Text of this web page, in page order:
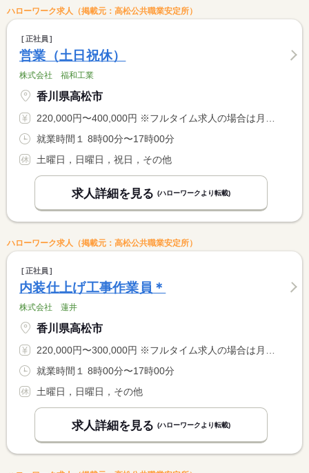
ハローワーク求人（掲載元：高松公共職業安定所）
正社員
営業（土日祝休）
株式会社 福和工業
香川県高松市
220,000円〜400,000円 ※フルタイム求人の場合は月額（換算額）、パート求人の場合は時間額を表示しています。
就業時間１ 8時00分〜17時00分
土曜日，日曜日，祝日，その他
求人詳細を見る (ハローワークより転載)
ハローワーク求人（掲載元：高松公共職業安定所）
正社員
内装仕上げ工事作業員＊
株式会社 蓮井
香川県高松市
220,000円〜300,000円 ※フルタイム求人の場合は月額（換算額）、パート求人の場合は時間額を表示しています。
就業時間１ 8時00分〜17時00分
土曜日，日曜日，その他
求人詳細を見る (ハローワークより転載)